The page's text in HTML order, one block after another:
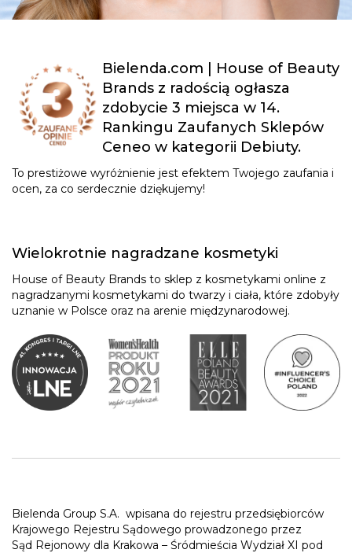
Bielenda.com | House of Beauty
Brands z radością ogłasza
zdobycie 3 miejsca w 14.
Rankingu Zaufanych Sklepów
Ceneo w kategorii Debiuty.
To prestiżowe wyróżnienie jest efektem Twojego zaufania i
ocen, za co serdecznie dziękujemy!
Wielokrotnie nagradzane kosmetyki
House of Beauty Brands to sklep z kosmetykami online z
nagradzanymi kosmetykami do twarzy i ciała, które zdobyły
uznanie w Polsce oraz na arenie międzynarodowej.
Bielenda Group S.A. wpisana do rejestru przedsiębiorców
Krajowego Rejestru Sądowego prowadzonego przez
Sąd Rejonowy dla Krakowa – Śródmieścia Wydział XI pod